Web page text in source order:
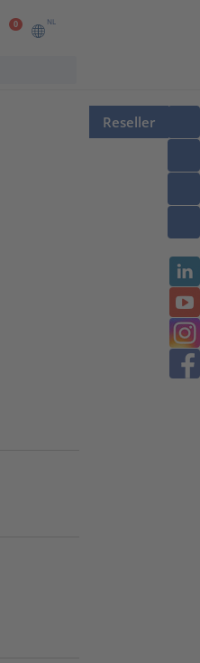
0 NL
Reseller